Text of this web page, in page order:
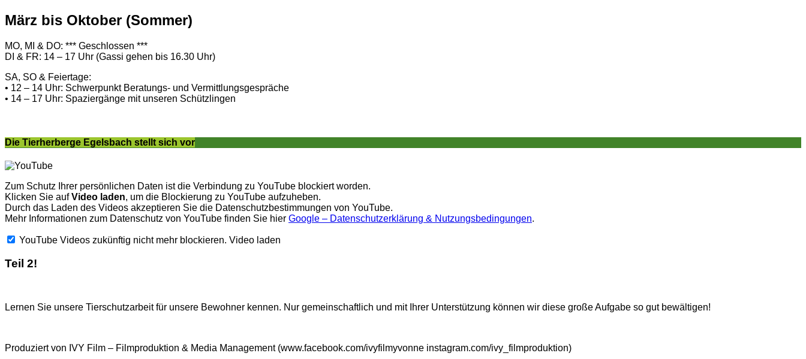
März bis Oktober (Sommer)
MO, MI & DO: *** Geschlossen ***
DI & FR: 14 – 17 Uhr (Gassi gehen bis 16.30 Uhr)
SA, SO & Feiertage:
• 12 – 14 Uhr: Schwerpunkt Beratungs- und Vermittlungsgespräche
• 14 – 17 Uhr: Spaziergänge mit unseren Schützlingen
Die Tierherberge Egelsbach stellt sich vor
Zum Schutz Ihrer persönlichen Daten ist die Verbindung zu YouTube blockiert worden.
Klicken Sie aufVideo laden, um die Blockierung zu YouTube aufzuheben.
Durch das Laden des Videos akzeptieren Sie die Datenschutzbestimmungen von YouTube.
Mehr Informationen zum Datenschutz von YouTube finden Sie hier Google – Datenschutzerklärung & Nutzungsbedingungen.
YouTube Videos zukünftig nicht mehr blockieren. Video laden
Teil 2!
Lernen Sie unsere Tierschutzarbeit für unsere Bewohner kennen. Nur gemeinschaftlich und mit Ihrer Unterstützung können wir diese große Aufgabe so gut bewältigen!
Produziert von IVY Film – Filmproduktion & Media Management (www.facebook.com/ivyfilmyvonne instagram.com/ivy_filmproduktion)